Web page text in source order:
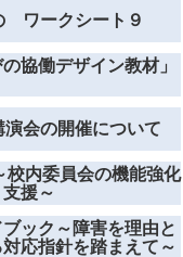
ワークシート９
協働デザイン教材」
会の開催について
校内委員会の機能強化
援～
ック～障害を理由と
応指針を踏まえて～